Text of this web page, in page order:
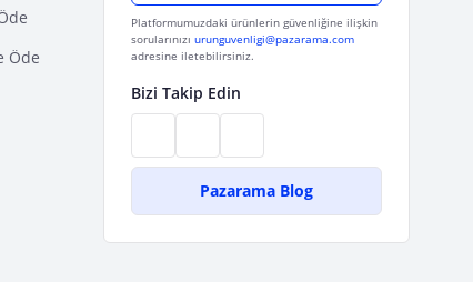
Öde
Platformumuzdaki ürünlerin güvenliğine ilişkin
sorularınızı urunguvenligi@pazarama.com
adresine iletebilirsiniz.
Bizi Takip Edin
Pazarama Blog